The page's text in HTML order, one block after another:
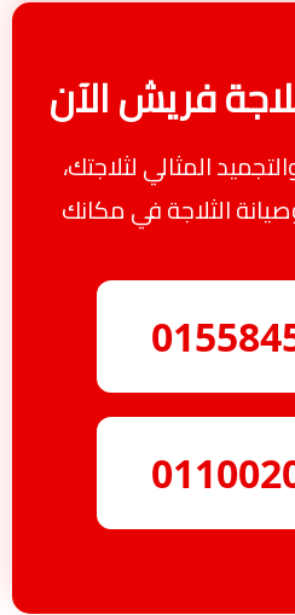
فريش الآن
المثالي لثلاجتك،
الثلاجة في مكانك